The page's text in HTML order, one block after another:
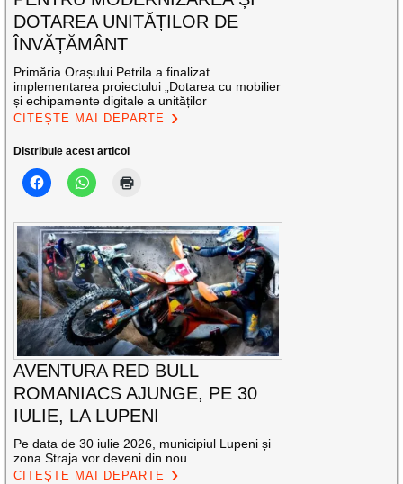
DOTAREA UNITĂȚILOR DE
ÎNVĂȚĂMÂNT
Primăria Orașului Petrila a finalizat
implementarea proiectului „Dotarea cu mobilier
și echipamente digitale a unităților
CITEȘTE MAI DEPARTE
Distribuie acest articol
AVENTURA RED BULL
ROMANIACS AJUNGE, PE 30
IULIE, LA LUPENI
Pe data de 30 iulie 2026, municipiul Lupeni și
zona Straja vor deveni din nou
CITEȘTE MAI DEPARTE